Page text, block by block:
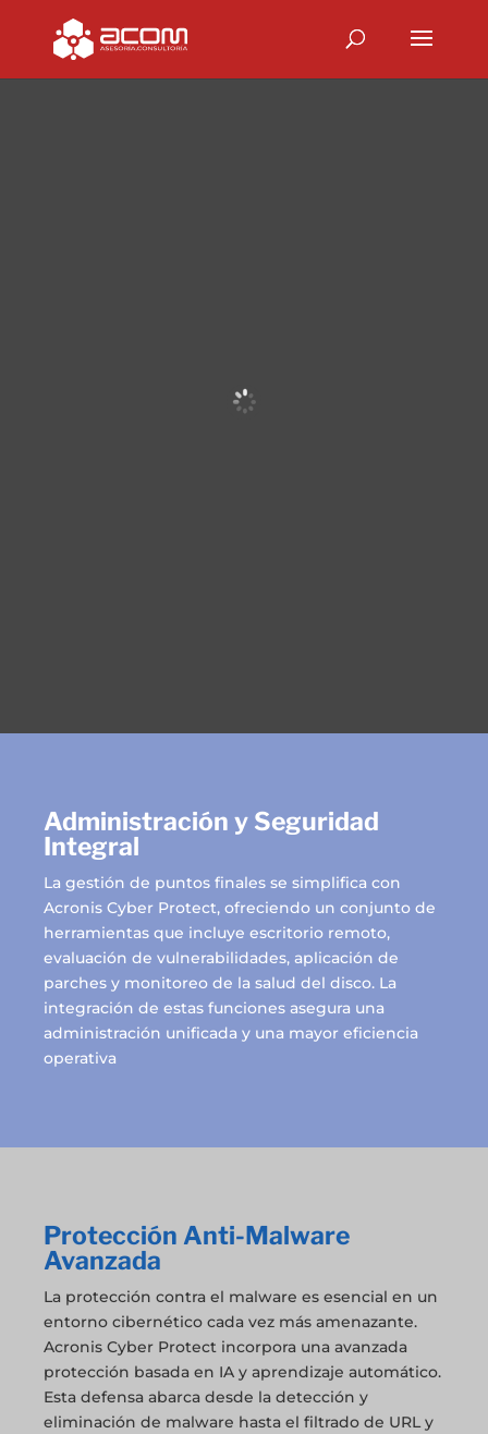
Administración y Seguridad
Integral
La gestión de puntos finales se simplifica con
Acronis Cyber Protect, ofreciendo un conjunto de
herramientas que incluye escritorio remoto,
evaluación de vulnerabilidades, aplicación de
parches y monitoreo de la salud del disco. La
integración de estas funciones asegura una
administración unificada y una mayor eficiencia
operativa
Protección Anti-Malware
Avanzada
La protección contra el malware es esencial en un
entorno cibernético cada vez más amenazante.
Acronis Cyber Protect incorpora una avanzada
protección basada en IA y aprendizaje automático.
Esta defensa abarca desde la detección y
eliminación de malware hasta el filtrado de URL y